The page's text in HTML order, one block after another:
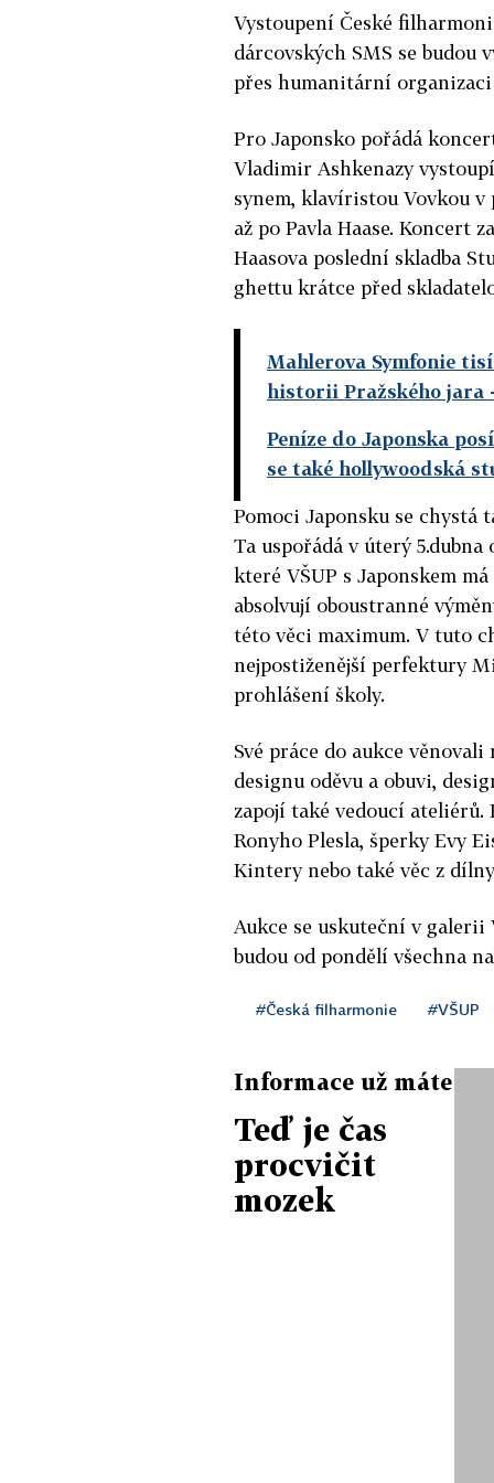
Vystoupení České
dárcovských SMS se budou
přes humanitární organizaci
Pro Japonsko pořádá
Vladimir Ashkenazy
synem, klavíristou Vovkou v
až po Pavla Haase. Koncert
Haasova poslední skladba
ghettu krátce před
Mahlerova Symfonie
historii Pražského jara
Peníze do Japonska
se také hollywoodská
Pomoci Japonsku se chystá
Ta uspořádá v úterý
které VŠUP s Japonskem
absolvují oboustranné
této věci maximum. V tuto
nejpostiženější perfektury
prohlášení školy.
Své práce do aukce
designu oděvu a obuvi,
zapojí také vedoucí ateliérů.
Ronyho Plesla, šperky Evy
Kintery nebo také věc z
Aukce se uskuteční v galerii
budou od pondělí všechna
#Česká filharmonie #VŠUP
Informace už máte
Teď je čas
procvičit
mozek